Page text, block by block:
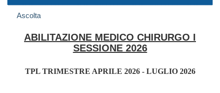
Ascolta
ABILITAZIONE MEDICO CHIRURGO I
SESSIONE 2026
TPL TRIMESTRE APRILE 2026 - LUGLIO 2026